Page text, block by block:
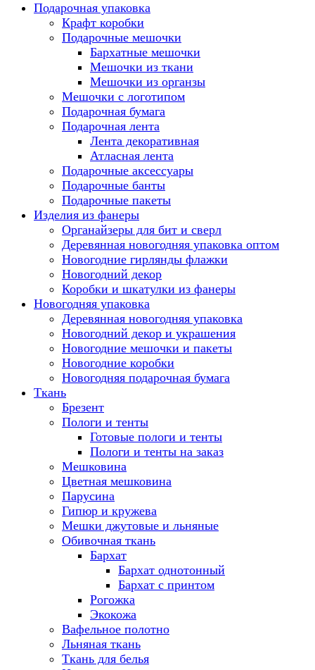
Подарочная упаковка
Крафт коробки
Подарочные мешочки
Бархатные мешочки
Мешочки из ткани
Мешочки из органзы
Мешочки с логотипом
Подарочная бумага
Подарочная лента
Лента декоративная
Атласная лента
Подарочные аксессуары
Подарочные банты
Подарочные пакеты
Изделия из фанеры
Органайзеры для бит и сверл
Деревянная новогодняя упаковка оптом
Новогодние гирлянды флажки
Новогодний декор
Коробки и шкатулки из фанеры
Новогодняя упаковка
Деревянная новогодняя упаковка
Новогодний декор и украшения
Новогодние мешочки и пакеты
Новогодние коробки
Новогодняя подарочная бумага
Ткань
Брезент
Пологи и тенты
Готовые пологи и тенты
Пологи и тенты на заказ
Мешковина
Цветная мешковина
Парусина
Гипюр и кружева
Мешки джутовые и льняные
Обивочная ткань
Бархат
Бархат однотонный
Бархат с принтом
Рогожка
Экокожа
Вафельное полотно
Льняная ткань
Ткань для белья